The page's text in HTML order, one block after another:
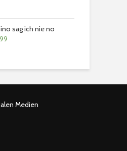
sag ich nie no
Medien